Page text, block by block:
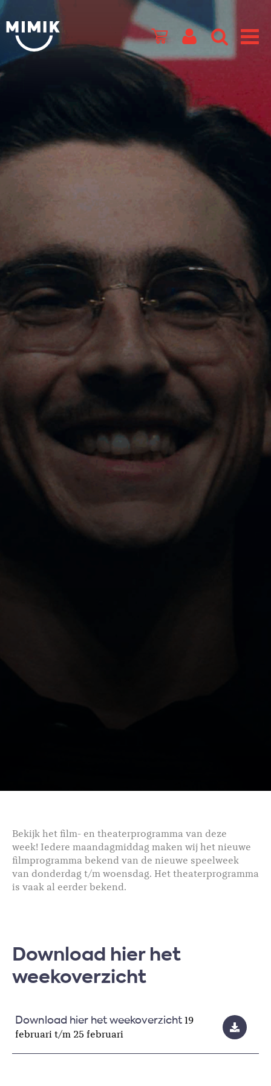
Bekijk het film- en theaterprogramma van deze
week! Iedere maandagmiddag maken wij het nieuwe
filmprogramma bekend van de nieuwe speelweek
van donderdag t/m woensdag. Het theaterprogramma
is vaak al eerder bekend.
Download hier het
weekoverzicht
Download hier het weekoverzicht 19
februari t/m 25 februari